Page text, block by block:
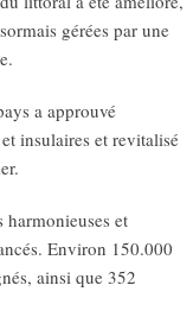
gérées par une
a approuvé
insulaires et revitalisé
et
Environ 150.000
ainsi que 352